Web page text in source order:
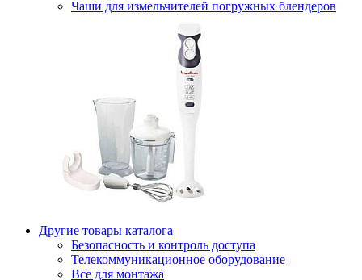
Чаши для измельчителей погружных блендеров
Другие товары каталога
Безопасность и контроль доступа
Телекоммуникационное оборудование
Все для монтажа